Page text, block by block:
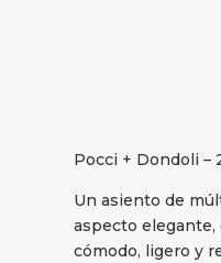
Pocci + Dondoli –
Un asiento de
aspecto
cómodo, ligero y